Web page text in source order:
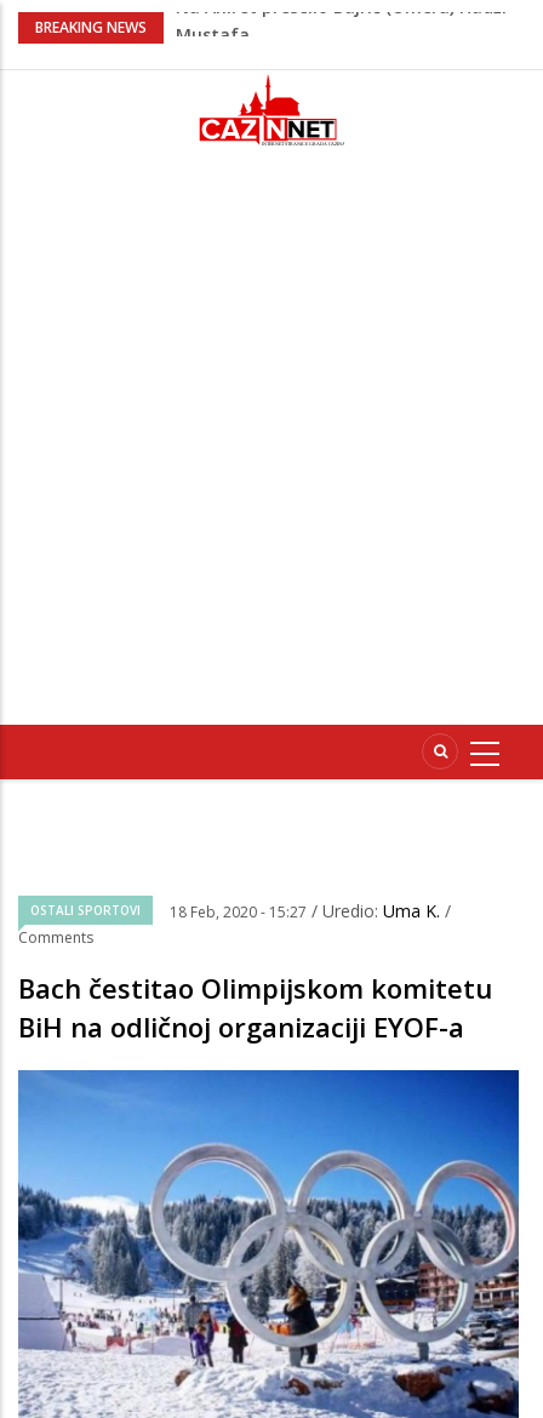
BREAKING NEWS
AŽURIRANO: Ubistvo u Bosanskoj Krupi:
osumnjičeni uhapšen
Horde zla neće u Mostar: Žestoko
prozvali rukovodstvo FK Sarajevo
OSTALI SPORTOVI 18 Feb, 2020 - 15:27 / Uredio: Uma K. /
Comments
Bach čestitao Olimpijskom komitetu
BiH na odličnoj organizaciji EYOF-a